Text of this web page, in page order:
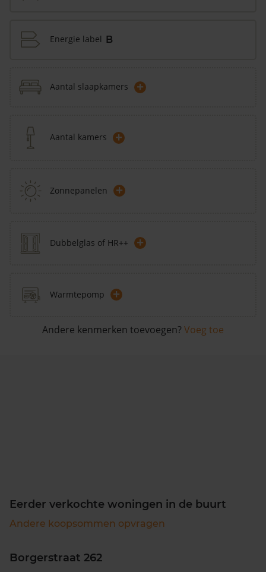
Energie label B
Aantal slaapkamers +
Aantal kamers +
Zonnepanelen +
Dubbelglas of HR++ +
Warmtepomp +
Andere kenmerken toevoegen? Voeg toe
Eerder verkochte woningen in de buurt
Andere koopsommen opvragen
Borgerstraat 262